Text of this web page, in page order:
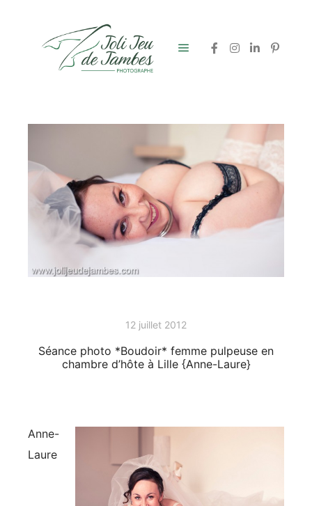
12 juillet 2012
Séance photo *Boudoir* femme pulpeuse en
chambre d’hôte à Lille {Anne-Laure}
Anne-
Laure